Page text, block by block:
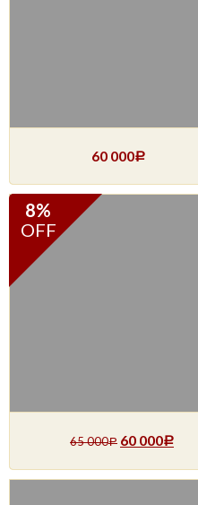
60 000Р
8%
OFF
65 000Р 60 000Р